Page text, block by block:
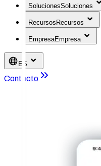
SolucionesSoluciones
Recursos Recursos
EmpresaEmpresa
ES
Contacto